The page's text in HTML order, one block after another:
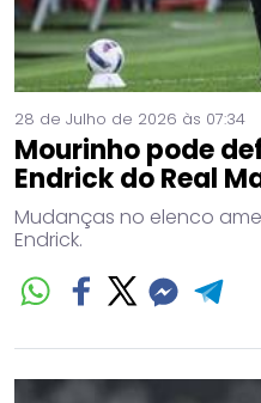
28 de Julho de 2026 às 07:34
Mourinho pode
Endrick do Real
Mudanças no elenco
Endrick.